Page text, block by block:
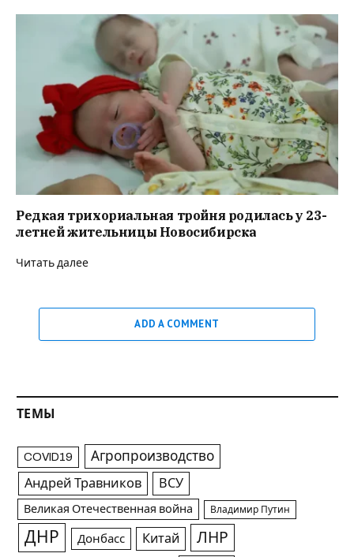
Редкая трихориальная тройня родилась у 23-
летней жительницы Новосибирска
Читать далее
ADD A COMMENT
ТЕМЫ
COVID19 Агропроизводство
Андрей Травников ВСУ
Великая Отечественная война Владимир Путин
ДНР Донбасс Китай ЛНР